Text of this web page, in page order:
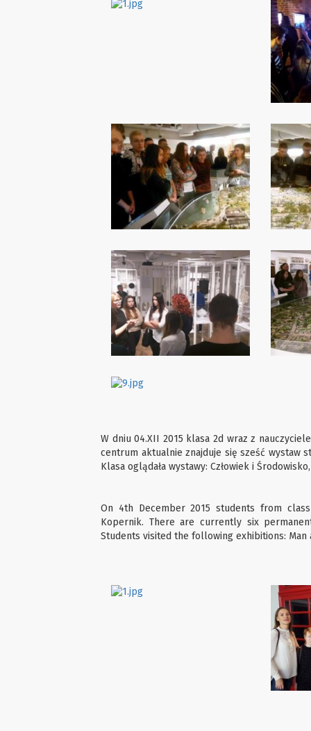
W dniu 04.XII 2015 klasa 2d wraz z
centrum aktualnie znajduje się sześć wystaw
Klasa oglądała wystawy: Człowiek i
On 4th December 2015 students from
Kopernik. There are currently six
Students visited the following exhibitions: